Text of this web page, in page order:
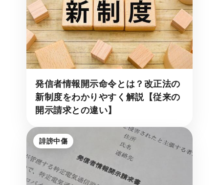
発信者情報開示命令とは？改正法の
新制度をわかりやすく解説【従来の
開示請求との違い】
誹謗中傷